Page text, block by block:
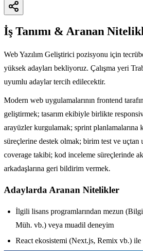
İş Tanımı & Aranan
Web Yazılım Geliştirici pozisyonu için
yüksek adayları bekliyoruz. Çalışma yeri
uyumlu adaylar tercih edilecektir.
Modern web uygulamalarının frontend
geliştirmek; tasarım ekibiyle birlikte
arayüzler kurgulamak; sprint planlamalarına
süreçlerine destek olmak; birim test ve uçtan
coverage takibi; kod inceleme süreçlerinde
arkadaşlarına geri bildirim vermek.
Adaylarda Aranan Nitelikler
İlgili lisans programlarından mezun
Müh. vb.) veya muadil deneyim
React ekosistemi (Next.js, Remix vb.) ile